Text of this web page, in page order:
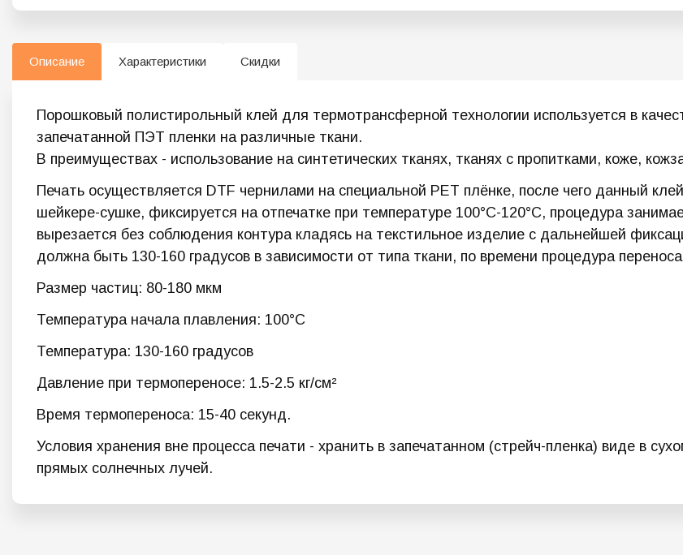
Описание Характеристики Скидки
Порошковый полистирольный клей для термотрансферной технологии используется в
запечатанной ПЭТ пленки на различные ткани.
В преимуществах - использование на синтетических тканях, тканях с пропитками, коже,
Печать осуществляется DTF чернилами на специальной PET плёнке, после чего данный
шейкере-сушке, фиксируется на отпечатке при температуре 100°C-120°C, процедура
вырезается без соблюдения контура кладясь на текстильное изделие с дальнейшей
должна быть 130-160 градусов в зависимости от типа ткани, по времени процедура
Размер частиц: 80-180 мкм
Температура начала плавления: 100°C
Температура: 130-160 градусов
Давление при термопереносе: 1.5-2.5 кг/см²
Время термопереноса: 15-40 секунд.
Условия хранения вне процесса печати - хранить в запечатанном (стрейч-пленка) виде в
прямых солнечных лучей.